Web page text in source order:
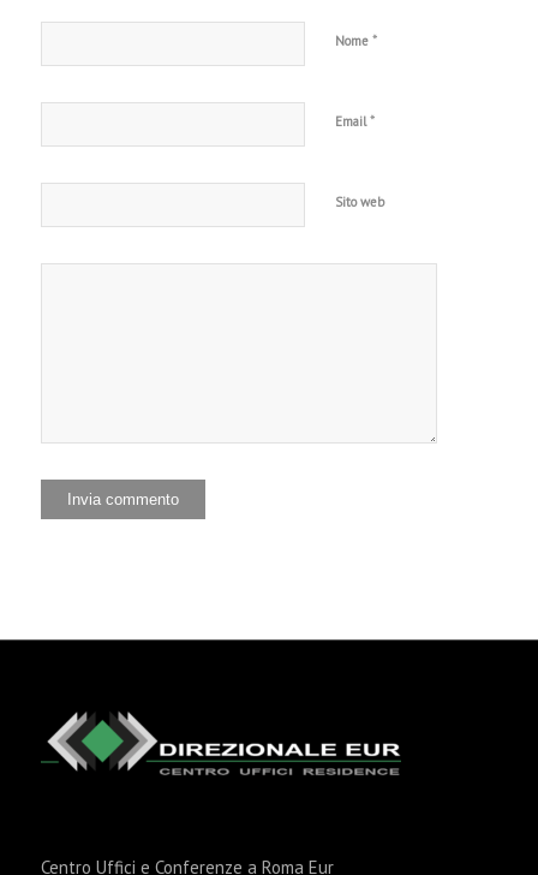
Nome *
Email*
Sito web
Centro Uffici e Conferenze a Roma Eur